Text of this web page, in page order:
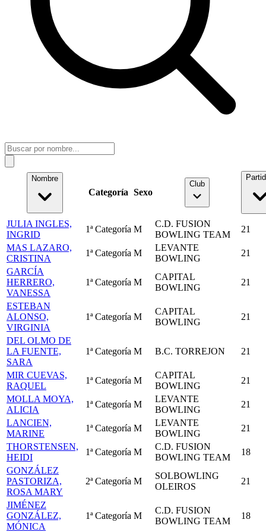
Nombre
Categoría Sexo
Club
JULIA INGLES,
INGRID
1ª Categoría M
C.D. FUSION
BOWLING TEAM
21
MAS LAZARO,
CRISTINA
1ª Categoría M
LEVANTE
BOWLING
21
GARCÍA
HERRERO,
VANESSA
1ª Categoría M
CAPITAL
BOWLING
21
ESTEBAN
ALONSO,
VIRGINIA
1ª Categoría M
CAPITAL
BOWLING
21
DEL OLMO DE
LA FUENTE,
SARA
1ª Categoría M B.C. TORREJON 21
MIR CUEVAS,
RAQUEL
1ª Categoría M
CAPITAL
BOWLING
21
MOLLA MOYA,
ALICIA
1ª Categoría M
LEVANTE
BOWLING
21
LANCIEN,
MARINE
1ª Categoría M
LEVANTE
BOWLING
21
THORSTENSEN,
HEIDI
1ª Categoría M
C.D. FUSION
BOWLING TEAM
18
GONZÁLEZ
PASTORIZA,
ROSA MARY
2ª Categoría M
SOLBOWLING
OLEIROS
21
JIMÉNEZ
GONZÁLEZ,
MÓNICA
1ª Categoría M
C.D. FUSION
BOWLING TEAM
18